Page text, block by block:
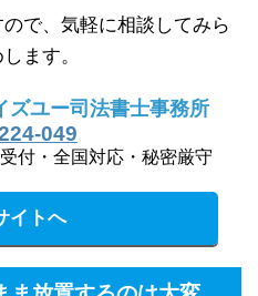
ので、気軽に相談してみら
ます。
ズユー司法書士事務所
049
付・全国対応・秘密厳守
イトへ